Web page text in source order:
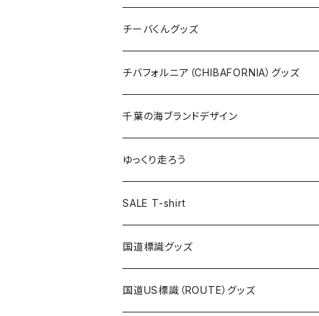
クリアファイル
Tシャツ
キャップ
トートバッグ
ランチバッグ
エコバッグ
ステッカー
缶バッジ
キーホルダー
クリアファイル
バッグ
ステッカー
缶バッジ
キーホルダー
クリアファイル
ステッカー
ステッカー大
缶バッジ
缶バッジ32mm
缶バッジ54mm
エコバッグ
JAGUARさんコラボグッズ
Tシャツ
ステッカー
サコッシュ
ホテルキーホルダー
モーテルキーホルダー
トートバッグ
Tシャツ
ステッカー
缶バッジ
クリアファイル
マスク
エコバッグ
千葉ロッテマリーンズコラボ
チーバくんグッズ
Tシャツ
キャップ
エコバッグ
ステッカー
モーテルキーホルダー
ホテルキーホルダー
チバフォルニア（CHIBAFORNIA）グッズ
Tシャツ
キャップ
ステッカー
ホテルキーホルダー
千葉の海ブランドデザイン
Tシャツ
キャップ
ステッカー
ゆっくり走ろう
Tシャツ
ステッカー
ホテルキーホルダー
SALE T-shirt
国道標識グッズ
ステッカー
国道US標識（ROUTE）グッズ